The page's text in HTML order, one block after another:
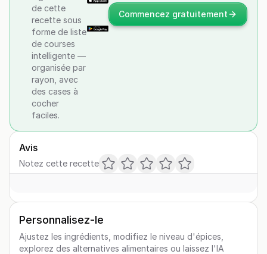
de cette
recette sous
forme de liste
de courses
intelligente —
organisée par
rayon, avec
des cases à
cocher
faciles.
Commencez gratuitement
Avis
Notez cette recette
Personnalisez-le
Ajustez les ingrédients, modifiez le niveau d'épices,
explorez des alternatives alimentaires ou laissez l'IA